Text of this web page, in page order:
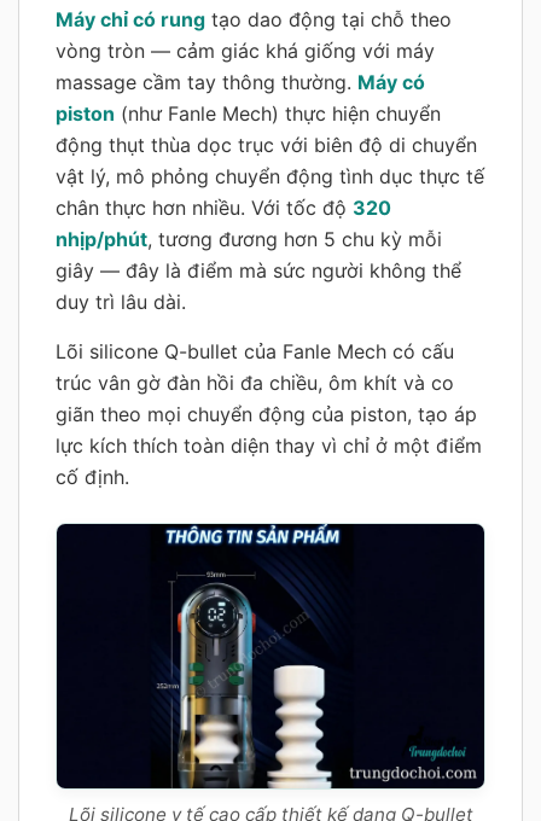
Máy chỉ có rung tạo dao động tại chỗ theo
vòng tròn — cảm giác khá giống với máy
massage cầm tay thông thường. Máy có
piston (như Fanle Mech) thực hiện chuyển
động thụt thùa dọc trục với biên độ di chuyển
vật lý, mô phỏng chuyển động tình dục thực tế
chân thực hơn nhiều. Với tốc độ 320
nhịp/phút, tương đương hơn 5 chu kỳ mỗi
giây — đây là điểm mà sức người không thể
duy trì lâu dài.
Lõi silicone Q-bullet của Fanle Mech có cấu
trúc vân gờ đàn hồi đa chiều, ôm khít và co
giãn theo mọi chuyển động của piston, tạo áp
lực kích thích toàn diện thay vì chỉ ở một điểm
cố định.
Lõi silicone y tế cao cấp thiết kế dạng Q-bullet